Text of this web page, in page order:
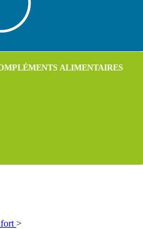
ALIMENTAIRES
>